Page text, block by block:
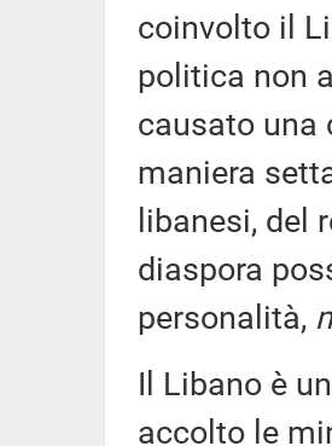
coinvolto il
politica non
causato una
maniera
libanesi, del
diaspora
personalità,
Il Libano è
accolto le